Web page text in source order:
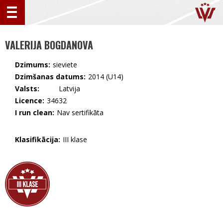
VALERIJA BOGDANOVA
Dzimums: sieviete
Dzimšanas datums: 2014 (U14)
Valsts:
🇱🇻 Latvija
Licence: 34632
I run clean: Nav sertifikāta
Klasifikācija: III klase